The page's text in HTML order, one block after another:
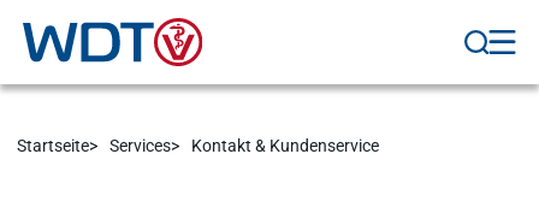
novaderma
anzeigen
WDT-Gruppe
Marktplatz
vetlog.one
Startseite Services Kontakt & Kundenservice